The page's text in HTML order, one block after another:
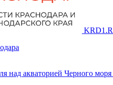
над акваторией Черного